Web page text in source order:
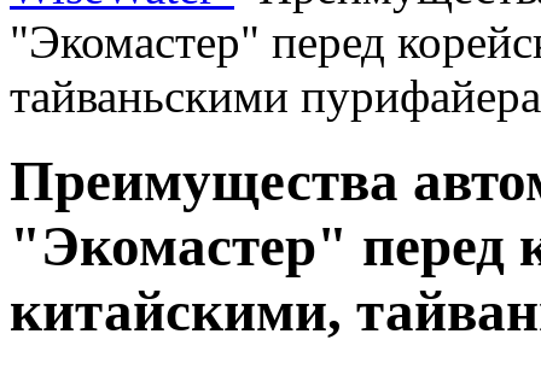
"Экомастер" перед
тайваньскими
Преимущества
"Экомастер" перед
китайскими,